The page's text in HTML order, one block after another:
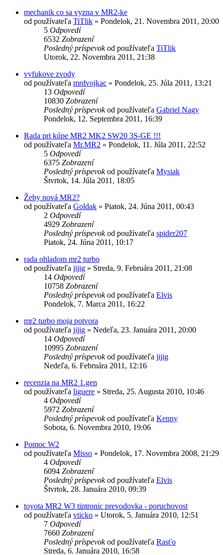
mechanik co sa vyzna v MR2-ke
od používateľa TiTlik » Pondelok, 21. Novembra 2011, 20:00
5 Odpovedí
6532 Zobrazení
Posledný príspevokod používateľa TiTlik
Utorok, 22. Novembra 2011, 21:38
vyfukove zvody
od používateľa mrdvojkac » Pondelok, 25. Júla 2011, 13:21
13 Odpovedí
10830 Zobrazení
Posledný príspevokod používateľa Gabriel Nagy
Pondelok, 12. Septembra 2011, 16:39
Rada pri kúpe MR2 MK2 SW20 3S-GE !!!
od používateľa Mr.MR2 » Pondelok, 11. Júla 2011, 22:52
5 Odpovedí
6375 Zobrazení
Posledný príspevokod používateľa Mysiak
Štvrtok, 14. Júla 2011, 18:05
Žeby nová MR2?
od používateľa Goldak » Piatok, 24. Júna 2011, 00:43
2 Odpovedí
4929 Zobrazení
Posledný príspevokod používateľa spider207
Piatok, 24. Júna 2011, 10:17
rada ohladom mr2 turbo
od používateľa jijig » Streda, 9. Februára 2011, 21:08
14 Odpovedí
10758 Zobrazení
Posledný príspevokod používateľa Elvis
Pondelok, 7. Marca 2011, 16:22
mr2 turbo moja potvora
od používateľa jijig » Nedeľa, 23. Januára 2011, 20:00
14 Odpovedí
10995 Zobrazení
Posledný príspevokod používateľa jijig
Nedeľa, 6. Februára 2011, 12:16
recenzia na MR2 1.gen
od používateľa liguere » Streda, 25. Augusta 2010, 10:46
4 Odpovedí
5972 Zobrazení
Posledný príspevokod používateľa Kenny
Sobota, 6. Novembra 2010, 19:06
Pomoc W2
od používateľa Misso » Pondelok, 17. Novembra 2008, 21:29
4 Odpovedí
6094 Zobrazení
Posledný príspevokod používateľa Elvis
Štvrtok, 28. Januára 2010, 09:39
toyota MR2 W3 tiptronic prevodovka - poruchovost
od používateľa vticko » Utorok, 5. Januára 2010, 12:51
7 Odpovedí
7660 Zobrazení
Posledný príspevokod používateľa Rasťo
Streda, 6. Januára 2010, 16:58